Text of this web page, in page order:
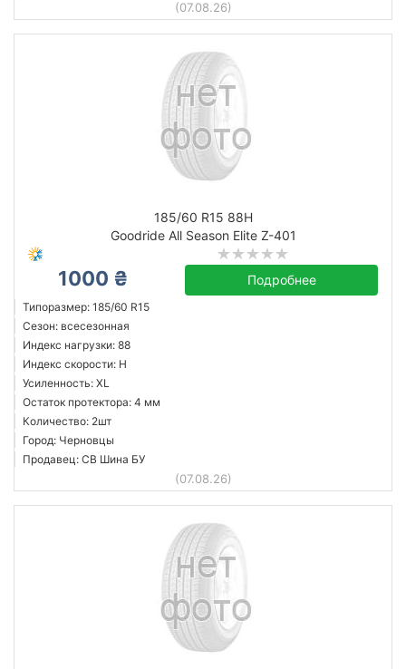
(07.08.26)
185/60 R15 88H
Goodride All Season Elite Z-401
1000 ₴ Подробнее
Типоразмер: 185/60 R15
Сезон: всесезонная
Индекс нагрузки: 88
Индекс скорости: H
Усиленность: XL
Остаток протектора: 4 мм
Количество: 2шт
Город: Черновцы
Продавец: СВ Шина БУ
(07.08.26)